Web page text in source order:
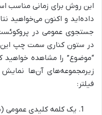
این روش برای زمانی مناسب
داده‌اید و اکنون می‌خواهید
جستجوی عمومی در
“موضوع” را مشاهده
زیرمجموعه‌های آن‌ها نمایش
فیلتر:
یک کلمه کلیدی عمومی